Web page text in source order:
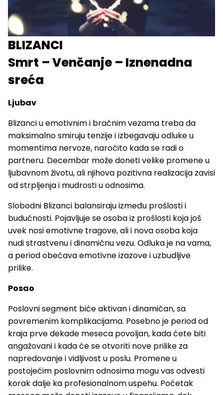
BLIZANCI
Smrt – Venčanje – Iznenadna
sreća
Ljubav
Blizanci u emotivnim i bračnim vezama treba da
maksimalno smiruju tenzije i izbegavaju odluke u
momentima nervoze, naročito kada se radi o
partneru. Decembar može doneti velike promene u
ljubavnom životu, ali njihova pozitivna realizacija zavisi
od strpljenja i mudrosti u odnosima.
Slobodni Blizanci balansiraju između prošlosti i
budućnosti. Pojavljuje se osoba iz prošlosti koja još
uvek nosi emotivne tragove, ali i nova osoba koja
nudi strastvenu i dinamičnu vezu. Odluka je na vama,
a period obećava emotivne izazove i uzbudljive
prilike.
Posao
Poslovni segment biće aktivan i dinamičan, sa
povremenim komplikacijama. Posebno je period od
kraja prve dekade meseca povoljan, kada ćete biti
angažovani i kada će se otvoriti nove prilike za
napredovanje i vidljivost u poslu. Promene u
postojećim poslovnim odnosima mogu vas odvesti
korak dalje ka profesionalnom uspehu. Početak